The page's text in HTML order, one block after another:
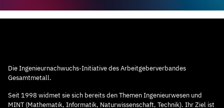
Die Ingenieurnachwuchs-Initiative des Arbeitgeberverbandes
Gesamtmetall.
Seit 1998 widmet sie sich bereits den Themen Ingenieurwesen und
MINT (Mathematik, Informatik, Naturwissenschaft, Technik). Ihr Ziel ist